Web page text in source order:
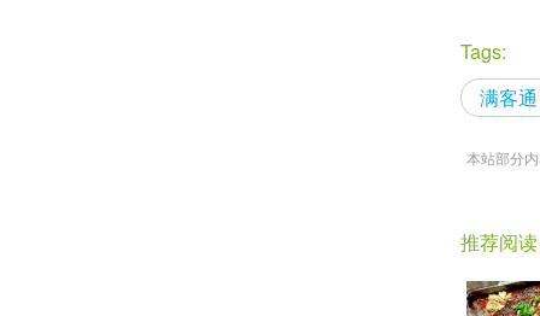
Tags:
满客通
本站部分
推荐阅读